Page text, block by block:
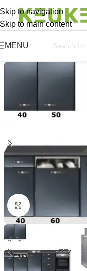
Skip to navigation
Skip to main content
MENU
Click to enlarge